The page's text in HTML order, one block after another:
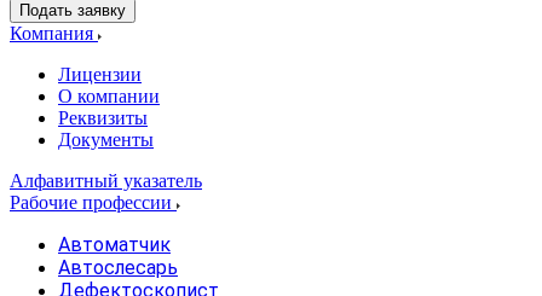
Подать заявку
Компания
Лицензии
О компании
Реквизиты
Документы
Алфавитный указатель
Рабочие профессии
Автоматчик
Автослесарь
Дефектоскопист